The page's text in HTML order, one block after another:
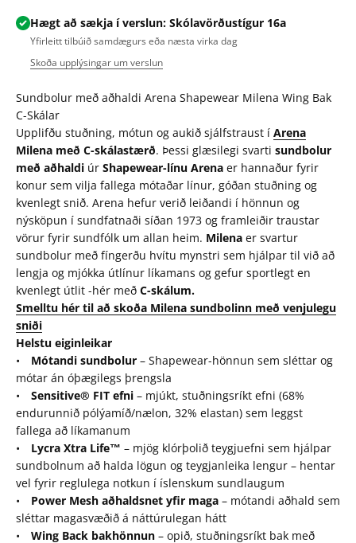
Hægt að sækja í verslun: Skólavörðustígur 16a
Yfirleitt tilbúið samdægurs eða næsta virka dag
Skoða upplýsingar um verslun
Sundbolur með aðhaldi Arena Shapewear Milena Wing Bak
C-Skálar
Upplifðu stuðning, mótun og aukið sjálfstraust í Arena
Milena með C-skálastærð. Þessi glæsilegi svarti sundbolur
með aðhaldi úr Shapewear-línu Arena er hannaður fyrir
konur sem vilja fallega mótaðar línur, góðan stuðning og
kvenlegt snið. Arena hefur verið leiðandi í hönnun og
nýsköpun í sundfatnaði síðan 1973 og framleiðir traustar
vörur fyrir sundfólk um allan heim. Milena er svartur
sundbolur með fíngerðu hvítu mynstri sem hjálpar til við að
lengja og mjókka útlínur líkamans og gefur sportlegt en
kvenlegt útlit -hér með C-skálum.
Smelltu hér til að skoða Milena sundbolinn með venjulegu
sniði
Helstu eiginleikar
• Mótandi sundbolur – Shapewear-hönnun sem sléttar og
mótar án óþægilegs þrengsla
• Sensitive® FIT efni – mjúkt, stuðningsríkt efni (68%
endurunnið pólýamíð/nælon, 32% elastan) sem leggst
fallega að líkamanum
• Lycra Xtra Life™ – mjög klórþolið teygjuefni sem hjálpar
sundbolnum að halda lögun og teygjanleika lengur – hentar
vel fyrir reglulega notkun í íslenskum sundlaugum
• Power Mesh aðhaldsnet yfir maga – mótandi aðhald sem
sléttar magasvæðið á náttúrulegan hátt
• Wing Back bakhönnun – opið, stuðningsríkt bak með